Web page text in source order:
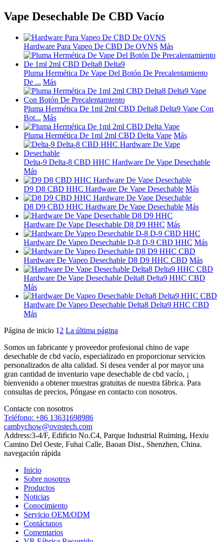
Vape Desechable De CBD Vacío
Hardware Para Vapeo De CBD De OVNS Más
Pluma Hermética De Vape Del Botón De Precalentamiento
De ... Más
Pluma Hermética De 1ml 2ml CBD Delta8 Delta9 Vape Con
Bot... Más
Pluma Hermética De 1ml 2ml CBD Delta Vape Más
Delta-9 Delta-8 CBD HHC Hardware De Vape Desechable
Más
D9 D8 CBD HHC Hardware De Vape Desechable Más
D8 D9 CBD HHC Hardware De Vape Desechable Más
Hardware De Vape Desechable D8 D9 HHC Más
Hardware De Vapeo Desechable D-8 D-9 CBD HHC Más
Hardware De Vapeo Desechable D8 D9 HHC CBD Más
Hardware De Vape Desechable Delta8 Delta9 HHC CBD
Más
Hardware De Vapeo Desechable Delta8 Delta9 HHC CBD
Más
Página de inicio 1 2 La última página
Somos un fabricante y proveedor profesional chino de vape
desechable de cbd vacío, especializado en proporcionar servicios
personalizados de alta calidad. Si desea vender al por mayor una
gran cantidad de inventario vape desechable de cbd vacío, ¡
bienvenido a obtener muestras gratuitas de nuestra fábrica. Para
consultas de precios, Póngase en contacto con nosotros.
Contacte con nosotros
Teléfono: +86 13631698986
cambychow@ovnstech.com
Address:3-4/F, Edificio No.C4, Parque Industrial Ruiming, Hexiu
Camino Del Oeste, Fuhai Calle, Baoan Dist., Shenzhen, China.
navegación rápida
Inicio
Sobre nosotros
Productos
Noticias
Conocimiento
Servicio OEM/ODM
Contáctanos
Comentarios